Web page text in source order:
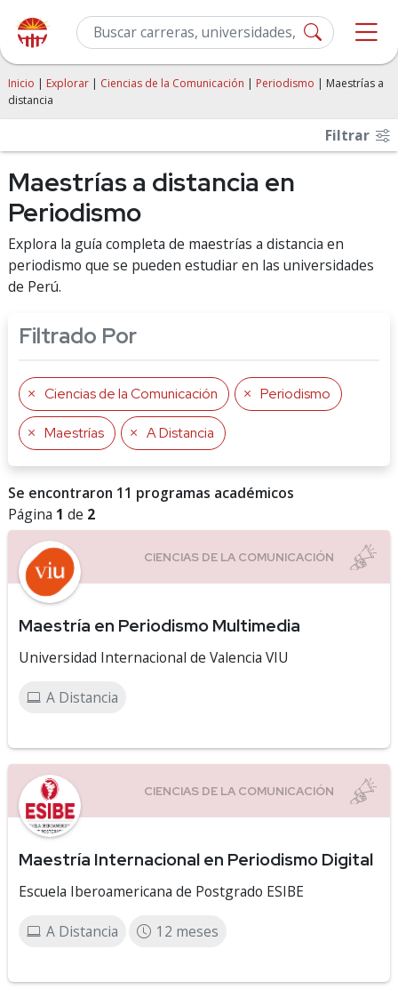
Inicio | Explorar | Ciencias de la Comunicación | Periodismo | Maestrías a
distancia
Filtrar
Maestrías a distancia en
Periodismo
Explora la guía completa de maestrías a distancia en
periodismo que se pueden estudiar en las universidades
de Perú.
Filtrado Por
Ciencias de la Comunicación Periodismo
Maestrías A Distancia
Se encontraron 11 programas académicos
Página 1 de 2
Maestría en Periodismo Multimedia
Universidad Internacional de Valencia VIU
A Distancia
Maestría Internacional en Periodismo Digital
Escuela Iberoamericana de Postgrado ESIBE
A Distancia 12 meses